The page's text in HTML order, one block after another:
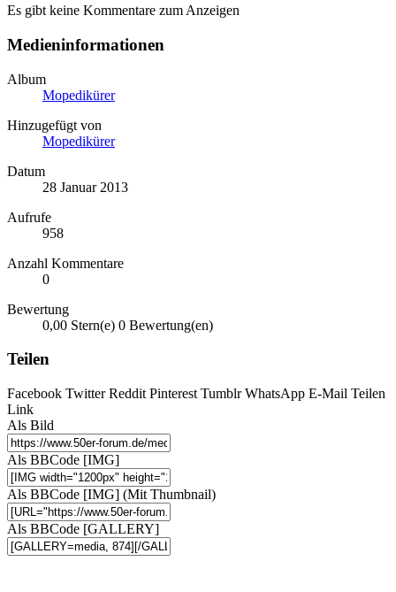
Es gibt keine Kommentare zum Anzeigen
Medieninformationen
Album
Mopedikürer
Hinzugefügt von
Mopedikürer
Datum
28 Januar 2013
Aufrufe
958
Anzahl Kommentare
0
Bewertung
0,00 Stern(e) 0 Bewertung(en)
Teilen
Facebook Twitter Reddit Pinterest Tumblr WhatsApp E-Mail Teilen
Link
Als Bild
Als BBCode [IMG]
Als BBCode [IMG] (Mit Thumbnail)
Als BBCode [GALLERY]